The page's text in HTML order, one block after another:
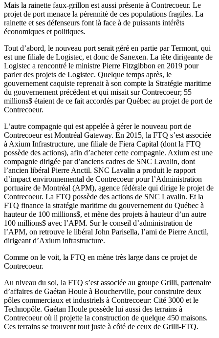
Mais la rainette faux-grillon est aussi présente à Contrecoeur. Le
projet de port menace la pérennité de ces populations fragiles. La
rainette et ses défenseurs font là face à de puissants intérêts
économiques et politiques.
Tout d’abord, le nouveau port serait géré en partie par Termont, qui
est une filiale de Logistec, et donc de Sanexen. La tête dirigeante de
Logistec a rencontré le ministre Pierre Fitzgibbon en 2019 pour
parler des projets de Logistec. Quelque temps après, le
gouvernement caquiste reprenait à son compte la Stratégie maritime
du gouvernement précédent et qui misait sur Contrecoeur; 55
millions$ étaient de ce fait accordés par Québec au projet de port de
Contrecoeur.
L’autre compagnie qui est appelée à gérer le nouveau port de
Contrecoeur est Montréal Gateway. En 2015, la FTQ s’est associée
à Axium Infrastructure, une filiale de Fiera Capital (dont la FTQ
possède des actions), afin d’acheter cette compagnie. Axium est une
compagnie dirigée par d’anciens cadres de SNC Lavalin, dont
l’ancien libéral Pierre Anctil. SNC Lavalin a produit le rapport
d’impact environnemental de Contrecoeur pour l’Administration
portuaire de Montréal (APM), agence fédérale qui dirige le projet de
Contrecoeur. La FTQ possède des actions de SNC Lavalin. Et la
FTQ finance la stratégie maritime du gouvernement du Québec à
hauteur de 100 millions$, et mène des projets à hauteur d’un autre
100 millions$ avec l’APM. Sur le conseil d’administration de
l’APM, on retrouve le libéral John Parisella, l’ami de Pierre Anctil,
dirigeant d’Axium infrastructure.
Comme on le voit, la FTQ en mène très large dans ce projet de
Contrecoeur.
Au niveau du sol, la FTQ s’est associée au groupe Grilli, partenaire
d’affaires de Gaétan Houle à Boucherville, pour construire deux
pôles commerciaux et industriels à Contrecoeur: Cité 3000 et le
Technopôle. Gaétan Houle possède lui aussi des terrains à
Contrecoeur où il projette la construction de quelque 450 maisons.
Ces terrains se trouvent tout juste à côté de ceux de Grilli-FTQ.